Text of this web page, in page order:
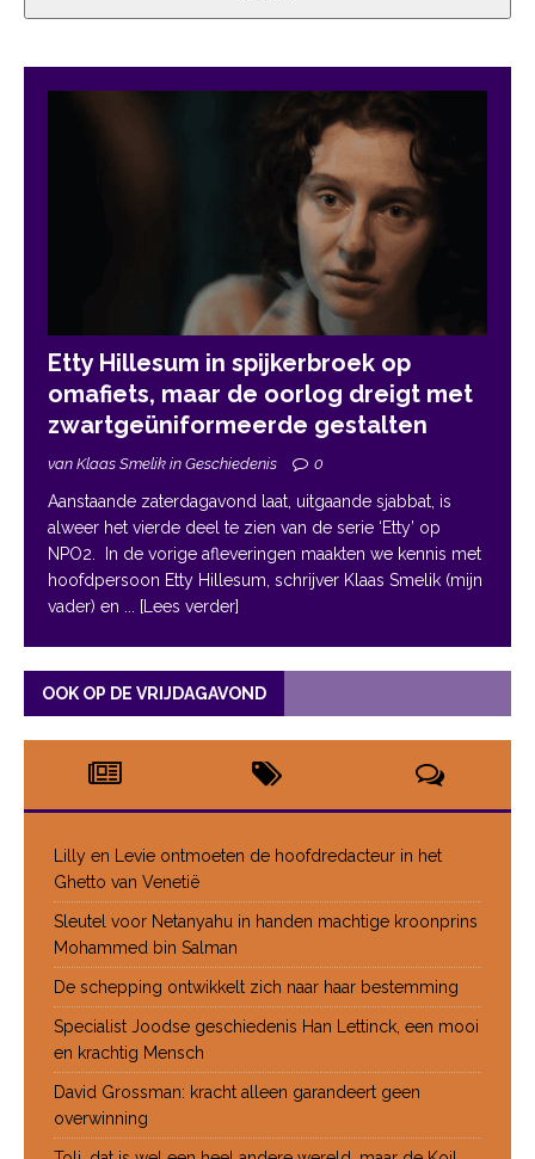
Etty Hillesum in spijkerbroek op
omafiets, maar de oorlog dreigt met
zwartgeüniformeerde gestalten
van Klaas Smelik in Geschiedenis 0
Aanstaande zaterdagavond laat, uitgaande sjabbat, is
alweer het vierde deel te zien van de serie ‘Etty’ op
NPO2. In de vorige afleveringen maakten we kennis met
hoofdpersoon Etty Hillesum, schrijver Klaas Smelik (mijn
vader) en ... [Lees verder]
OOK OP DE VRIJDAGAVOND
Lilly en Levie ontmoeten de hoofdredacteur in het
Ghetto van Venetië
Sleutel voor Netanyahu in handen machtige kroonprins
Mohammed bin Salman
De schepping ontwikkelt zich naar haar bestemming
Specialist Joodse geschiedenis Han Lettinck, een mooi
en krachtig Mensch
David Grossman: kracht alleen garandeert geen
overwinning